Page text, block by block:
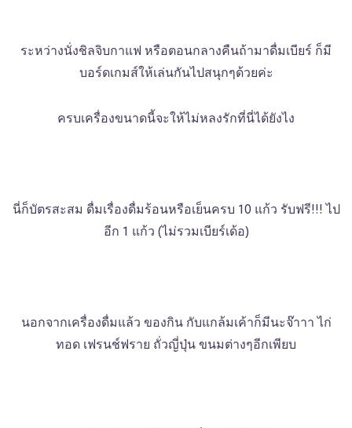
ระหว่างนั่งชิลจิบกาแฟ หรือตอนกลางคืนถ้ามาดื่มเบียร์ ก็มี
บอร์ดเกมส์ให้เล่นกันไปสนุกๆด้วยค่ะ
ครบเครื่องขนาดนี้จะให้ไม่หลงรักที่นี่ได้ยังไง
นี่ก็บัตรสะสม ดื่มเรื่องดื่มร้อนหรือเย็นครบ 10 แก้ว รับฟรี!!! ไป
อีก 1 แก้ว (ไม่รวมเบียร์เด้อ)
นอกจากเครื่องดื่มแล้ว ของกิน กับแกล้มเค้าก็มีนะจ๊าาา ไก่
ทอด เฟรนช์ฟราย ถั่วญี่ปุ่น ขนมต่างๆอีกเพียบ